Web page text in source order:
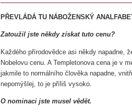
PŘEVLÁDÁ TU NÁBOŽENSKÝ
Zatoužil jste někdy získat tuto cenu?
Každého přírodovědce asi někdy napadne,
Nobelovu cenu. A Templetonova cena je v
jakmile to normálního člověka napadne,
nepomýšlej, to je příliš vysoko.
O nominaci jste musel vědět.